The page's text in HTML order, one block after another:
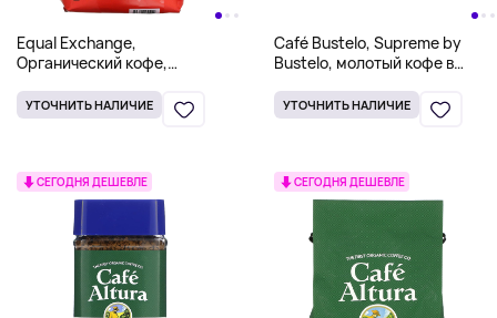
Equal Exchange,
Органический кофе,
цельные зерна, 907 г (2
фунта)
УТОЧНИТЬ НАЛИЧИЕ
Café Bustelo, Supreme by
Bustelo, молотый кофе в
унций)
УТОЧНИТЬ НАЛИЧИЕ
СЕГОДНЯ ДЕШЕВЛЕ СЕГОДНЯ ДЕШЕВЛЕ